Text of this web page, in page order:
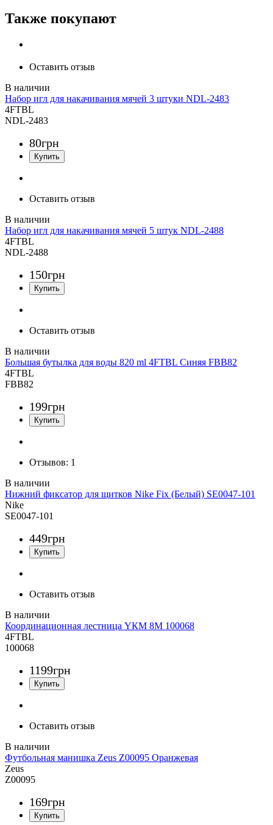
Также покупают
Оставить отзыв
Набор игл для накачивания мячей 3 штуки NDL-2483
4FTBL
NDL-2483
80грн
Оставить отзыв
Набор игл для накачивания мячей 5 штук NDL-2488
4FTBL
NDL-2488
150грн
Оставить отзыв
Большая бутылка для воды 820 ml 4FTBL Синяя FBB82
4FTBL
FBB82
199грн
Отзывов: 1
Нижний фиксатор для щитков Nike Fix (Белый) SE0047-101
Nike
SE0047-101
449грн
Оставить отзыв
Координационная лестница YКМ 8M 100068
4FTBL
100068
1199грн
Оставить отзыв
Футбольная манишка Zeus Z00095 Оранжевая
Zeus
Z00095
169грн